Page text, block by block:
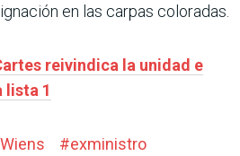
en las carpas coloradas.
reivindica la unidad e
lista 1
#exministro